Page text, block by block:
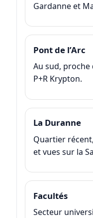
Gardanne et
Pont de l’Arc
Au sud, proche
P+R Krypton.
La Duranne
Quartier
et vues sur la
Facultés
Secteur